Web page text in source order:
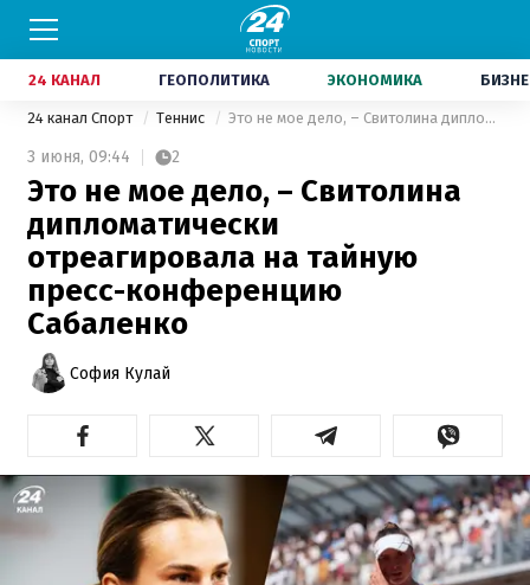
24 КАНАЛ ГЕОПОЛИТИКА ЭКОНОМИКА
24 канал Спорт Теннис Это не мое дело, – Свитолина дипломатически отреагировала на тайную пресс-конференцию Сабаленко
3 июня, 09:44 2
Это не мое дело, – Свитолина
дипломатически
отреагировала на тайную
пресс-конференцию
Сабаленко
София Кулай